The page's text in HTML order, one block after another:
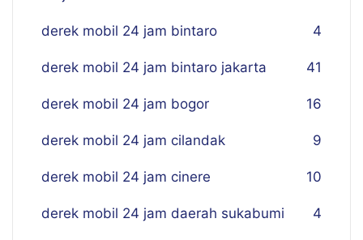
derek mobil 24 jam bintaro 4
derek mobil 24 jam bintaro jakarta 41
derek mobil 24 jam bogor 16
derek mobil 24 jam cilandak 9
derek mobil 24 jam cinere 10
derek mobil 24 jam daerah sukabumi 4